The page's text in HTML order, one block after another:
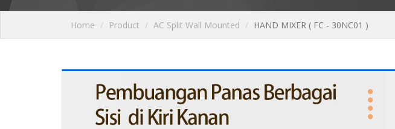
Home Product AC Split Wall Mounted HAND MIXER ( FC - 30NC01 )